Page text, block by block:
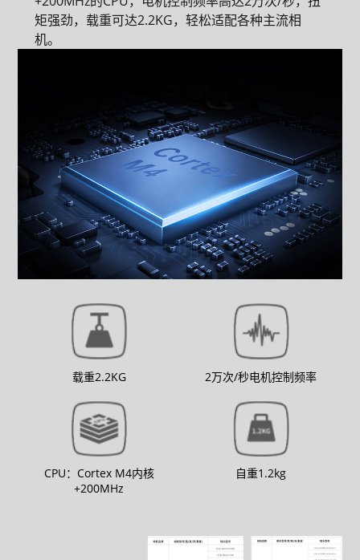
矩强劲，载重可达2.2KG，轻松适配各种主流相
机。
载重2.2KG 2万次/秒电机控制频率
CPU：Cortex M4内核
+200MHz
自重1.2kg